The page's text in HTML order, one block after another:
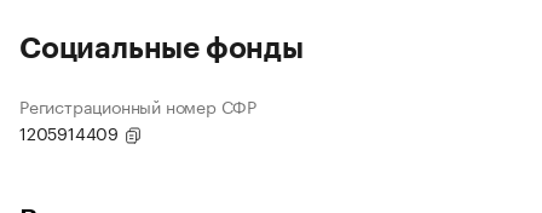
Социальные фонды
Регистрационный номер СФР
1205914409